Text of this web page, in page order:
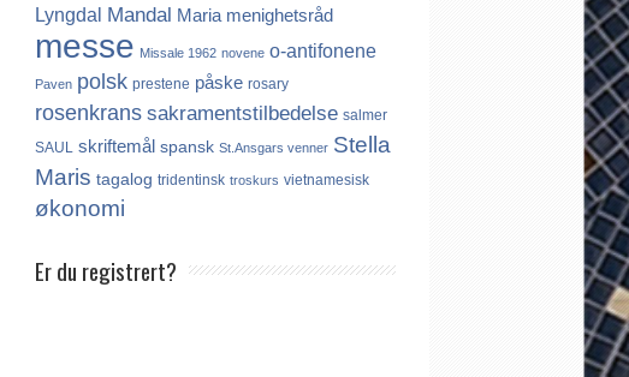
Lyngdal Mandal Maria menighetsråd
messe Missale 1962 novene o-antifonene
Paven polsk prestene påske rosary
rosenkrans sakramentstilbedelse salmer
SAUL skriftemål spansk St.Ansgars venner Stella
Maris tagalog tridentinsk troskurs vietnamesisk
økonomi
Er du registrert?